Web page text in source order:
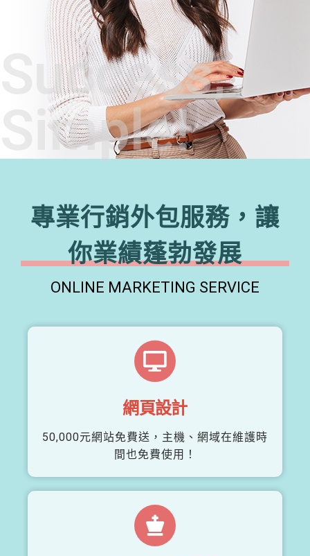
Success,
Simple!
專業行銷外包服務，讓
你業績蓬勃發展
ONLINE MARKETING SERVICE
網頁設計
50,000元網站免費送，主機、網域在維護時
間也免費使用！